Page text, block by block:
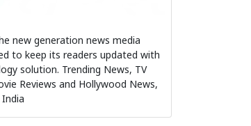
new generation news media
to keep its readers updated with
solution. Trending News, TV
Reviews and Hollywood News,